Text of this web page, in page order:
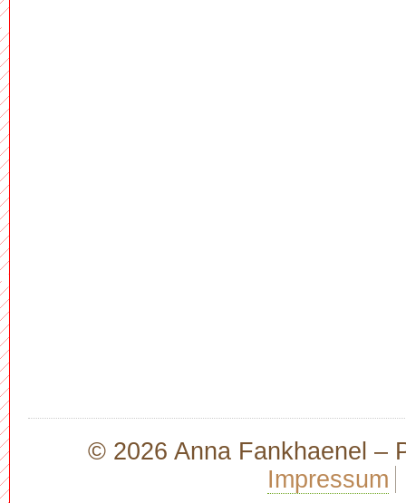
© 2026 Anna Fankhaenel –
Impressum